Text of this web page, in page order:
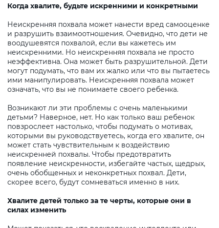
Когда хвалите, будьте искренними и конкретными
Неискренняя похвала может нанести вред самооценке
и разрушить взаимоотношения. Очевидно, что дети не
воодушевятся похвалой, если вы кажетесь им
неискренними. Но неискренняя похвала не просто
неэффективна. Она может быть разрушительной. Дети
могут подумать, что вам их жалко или что вы пытаетесь
ими манипулировать. Неискренняя похвала может
означать, что вы не понимаете своего ребенка.
Возникают ли эти проблемы с очень маленькими
детьми? Наверное, нет. Но как только ваш ребенок
повзрослеет настолько, чтобы подумать о мотивах,
которыми вы руководствуетесь, когда его хвалите, он
может стать чувствительным к воздействию
неискренней похвалы. Чтобы предотвратить
появление неискренности, избегайте частых, щедрых,
очень обобщенных и неконкретных похвал. Дети,
скорее всего, будут сомневаться именно в них.
Хвалите детей только за те черты, которые они в
силах изменить